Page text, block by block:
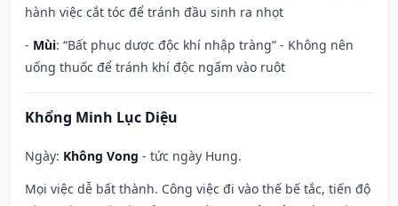
hành việc cắt tóc để tránh đầu sinh ra nhọt
- Mùi: “Bất phục dược độc khí nhập tràng” - Không nên
uống thuốc để tránh khí độc ngấm vào ruột
Khổng Minh Lục Diệu
Ngày: Không Vong - tức ngày Hung.
Mọi việc dễ bất thành. Công việc đi vào thế bế tắc, tiến độ